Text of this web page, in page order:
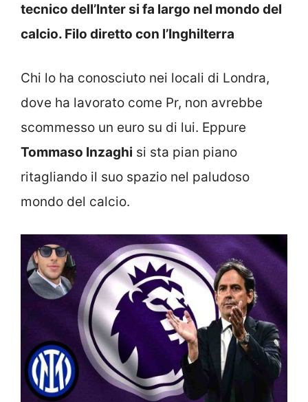
tecnico dell’Inter si fa largo nel mondo del
calcio. Filo diretto con l’Inghilterra
Chi lo ha conosciuto nei locali di Londra,
dove ha lavorato come Pr, non avrebbe
scommesso un euro su di lui. Eppure
Tommaso Inzaghi si sta pian piano
ritagliando il suo spazio nel paludoso
mondo del calcio.